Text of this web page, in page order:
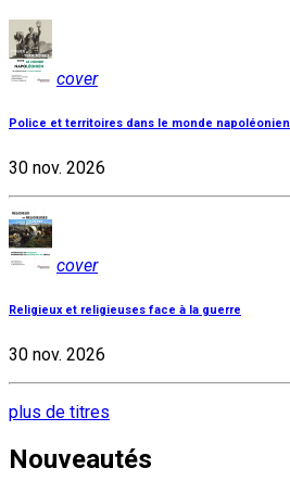
cover
Police et territoires dans le monde napoléonien
30 nov. 2026
cover
Religieux et religieuses face à la guerre
30 nov. 2026
plus de titres
Nouveautés